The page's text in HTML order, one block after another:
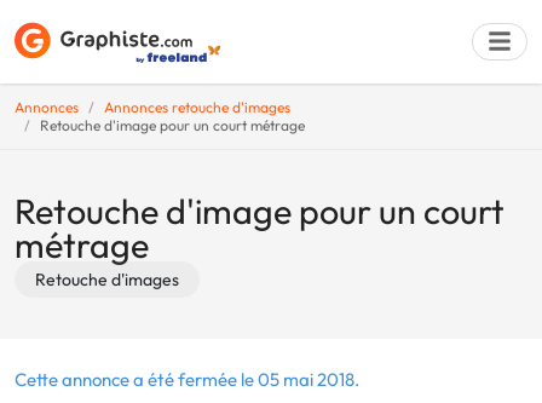
Annonces
Annonces retouche d'images
Retouche d'image pour un court métrage
Retouche d'image pour un court
métrage
Retouche d'images
Cette annonce a été fermée le 05 mai 2018.